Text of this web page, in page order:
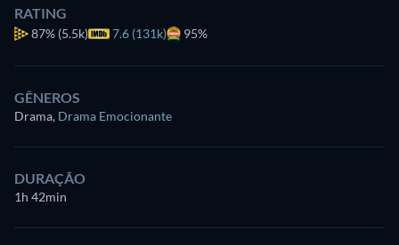
RATING
87% (5.5k) 7.6 (131k) 95%
GÊNEROS
Drama, Drama Emocionante
DURAÇÃO
1h 42min